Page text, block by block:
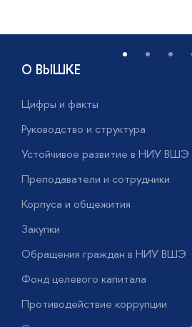
О ВЫШКЕ
Цифры и факты
Руководство и структура
Устойчивое развитие в НИУ ВШЭ
Преподаватели и сотрудники
Корпуса и общежития
Закупки
Обращения граждан в НИУ ВШЭ
Фонд целевого капитала
Противодействие коррупции